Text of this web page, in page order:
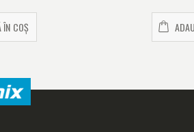
ÎN COȘ